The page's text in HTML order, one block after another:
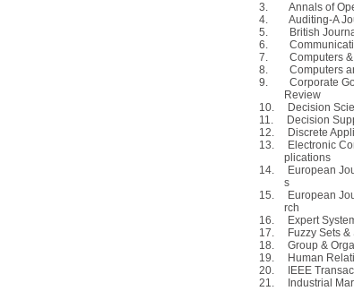
3.
Annals of
4.
Auditing-A
5.
British
6.
7.
Computers
8.
Computers
9.
Corporate
Review
10.
Decision
11.
Decision
12.
Discrete
13.
Electronic
plications
14.
European
s
15.
European
rch
16.
Expert
17.
Fuzzy Sets &
18.
Group &
19.
Human
20.
IEEE
21.
Industrial